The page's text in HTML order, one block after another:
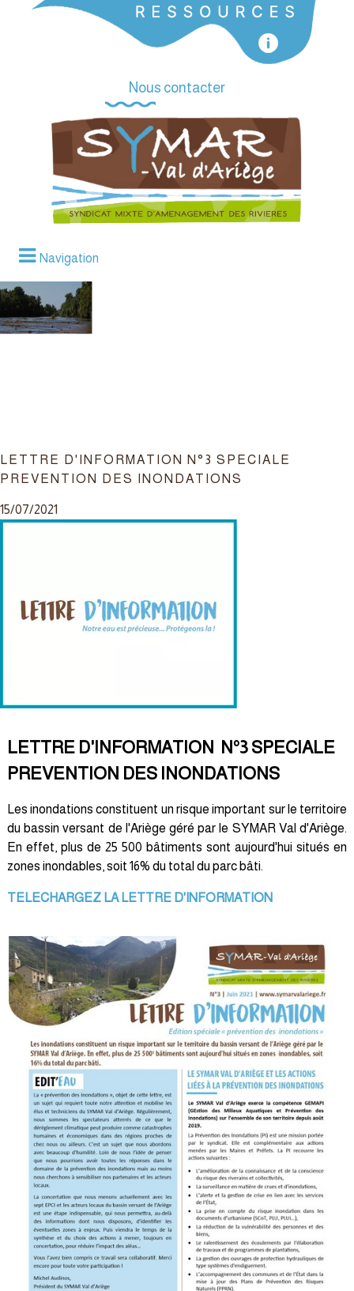
Nous contacter
Navigation
LETTRE D'INFORMATION N°3 SPECIALE
PREVENTION DES INONDATIONS
15/07/2021
LETTRE D'INFORMATION N°3 SPECIALE
PREVENTION DES INONDATIONS
Les inondations constituent un risque important sur le territoire
du bassin versant de l'Ariège géré par le SYMAR Val d'Ariège.
En effet, plus de 25 500 bâtiments sont aujourd'hui situés en
zones inondables, soit 16% du total du parc bâti.
TELECHARGEZ LA LETTRE D'INFORMATION